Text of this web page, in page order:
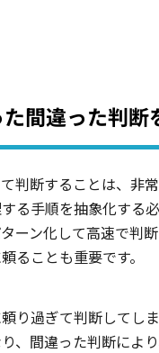
間違った判断
判断することは、非常
る手順を抽象化する
ーン化して高速で判
ることも重要です。
り過ぎて判断してし
、間違った判断によ